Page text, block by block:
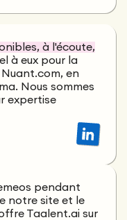
à l'écoute,
à eux pour la
en
Nous sommes
expertise
pendant
notre site et le
Taalent.ai sur